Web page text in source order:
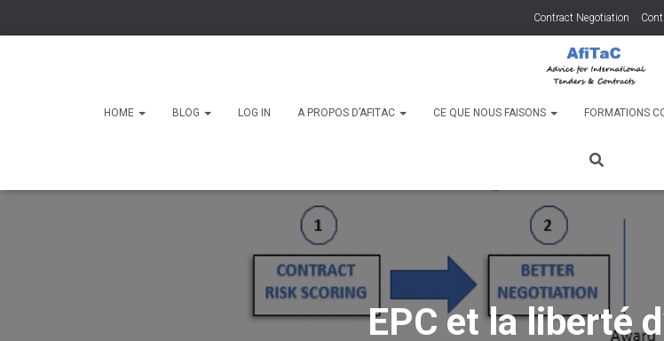
Contract Negotiation
HOME BLOG LOG IN A PROPOS D’AFITAC CE QUE NOUS FAISONS FORMATIONS
EPC et la liberté